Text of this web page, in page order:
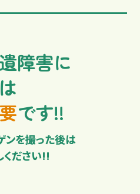
障害に
です!!
ンを撮った後は
ださい!!